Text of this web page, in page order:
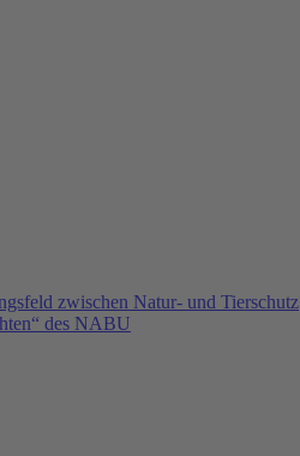
zwischen Natur- und Tierschutz
des NABU